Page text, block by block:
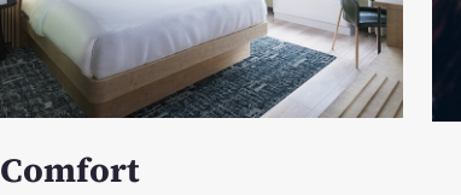
Comfort